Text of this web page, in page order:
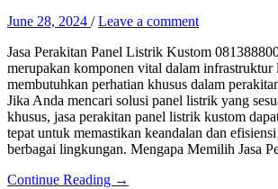
June 28, 2024 /Leave a comment
Jasa Perakitan Panel Listrik Kustom
merupakan komponen vital dalam
membutuhkan perhatian khusus dalam
Jika Anda mencari solusi panel listrik yang
khusus, jasa perakitan panel listrik kustom
tepat untuk memastikan keandalan dan
berbagai lingkungan. Mengapa Memilih Jasa
Continue Reading →